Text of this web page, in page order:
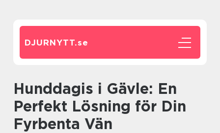
DJURNYTT.se
Hunddagis i Gävle: En
Perfekt Lösning för Din
Fyrbenta Vän